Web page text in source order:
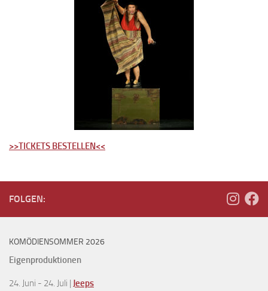
>>TICKETS BESTELLEN<<
FOLGEN:
KOMÖDIENSOMMER 2026
Eigenproduktionen
24. Juni - 24. Juli | Jeeps